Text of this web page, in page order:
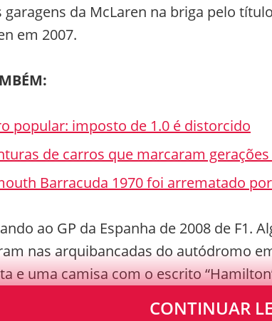
garagens da McLaren na briga pelo
em 2007.
popular: imposto de 1.0 é distorcido
de carros que marcaram gerações
Barracuda 1970 foi arrematado
ao GP da Espanha de 2008 de F1.
nas arquibancadas do autódromo
e uma camisa com o escrito
CONTINUAR